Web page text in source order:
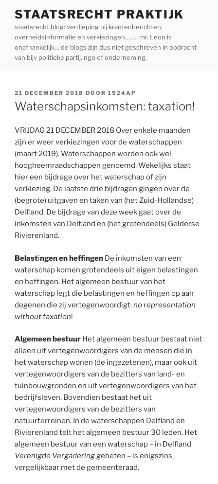
inhoud
STAATSRECHT PRAKTIJK
staatsrecht blog: verdieping bij krantenberichten,
overheidsinformatie en verkiezingen…….. mr. Leon is
onafhankelijk… de blogs zijn dus niet geschreven in opdracht
van bijv politieke partij, ngo of onderneming.
GEPLAATST
OP
21 DECEMBER 2018 DOOR 1524AP
Waterschapsinkomsten: taxation!
VRIJDAG 21 DECEMBER 2018 Over enkele maanden
zijn er weer verkiezingen voor de waterschappen
(maart 2019). Waterschappen worden ook wel
hoogheemraadschappen genoemd. Wekelijks staat
hier een bijdrage over het waterschap of zijn
verkiezing. De laatste drie bijdragen gingen over de
(begrote) uitgaven en taken van (het Zuid-Hollandse)
Delfland. De bijdrage van deze week gaat over de
inkomsten van Delfland en (het grotendeels) Gelderse
Rivierenland.
Belastingenen heffingen De inkomsten van een
waterschap komen grotendeels uit eigen belastingen
en heffingen. Het algemeen bestuur van het
waterschap legt die belastingen en heffingen op aan
degenen die zij vertegenwoordigt:no representation
without taxation!
Algemeen bestuur Het algemeen bestuur bestaat niet
alleen uit vertegenwoordigers van de mensen die in
het waterschap wonen (de ingezetenen), maar ook uit
vertegenwoordigers van de bezitters van land- en
tuinbouwgronden en uit vertegenwoordigers van het
bedrijfsleven. Bovendien bestaat het uit
vertegenwoordigers van de bezitters van
natuurterreinen. In de waterschappen Delfland en
Rivierenland telt het algemeen bestuur 30 leden. Het
algemeen bestuur van een waterschap – in Delfland
Verenigde Vergaderinggeheten – is enigszins
vergelijkbaar met de gemeenteraad.